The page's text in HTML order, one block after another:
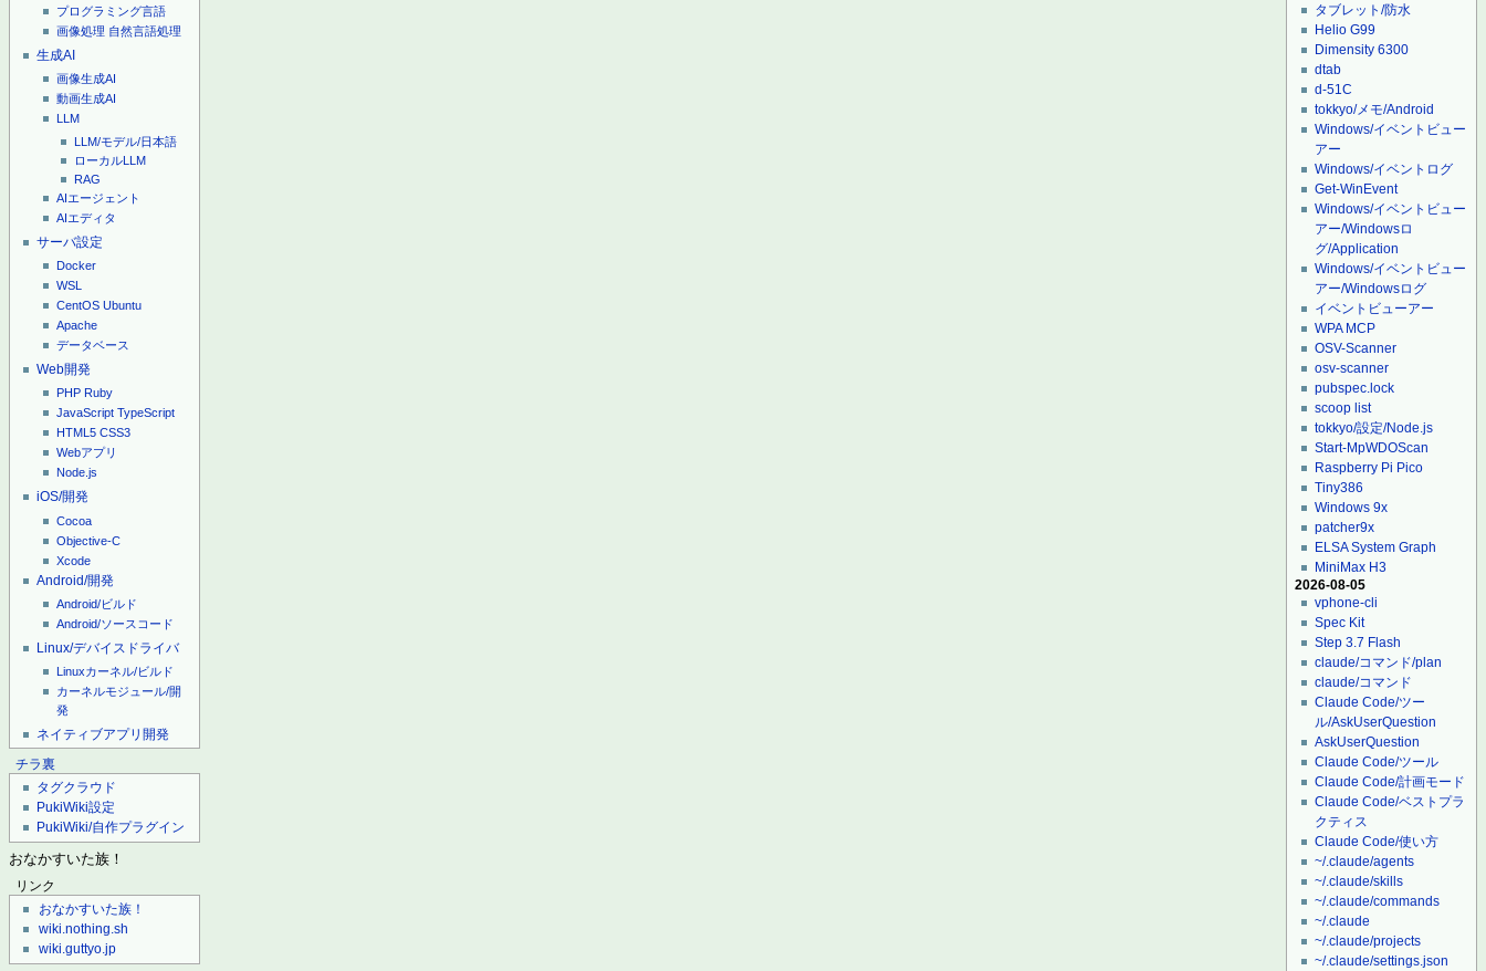
プログラミング言語
画像処理 自然言語処理
生成AI
画像生成AI
動画生成AI
LLM
LLM/モデル/日本語
ローカルLLM
RAG
AIエージェント
AIエディタ
サーバ設定
Docker
WSL
CentOS Ubuntu
Apache
データベース
Web開発
PHP Ruby
JavaScript TypeScript
HTML5 CSS3
Webアプリ
Node.js
iOS/開発
Cocoa
Objective-C
Xcode
Android/開発
Android/ビルド
Android/ソースコード
Linux/デバイスドライバ
Linuxカーネル/ビルド
カーネルモジュール/開
発
ネイティブアプリ開発
チラ裏
タグクラウド
PukiWiki設定
PukiWiki/自作プラグイン
おなかすいた族！
リンク
おなかすいた族！
wiki.nothing.sh
wiki.guttyo.jp
タブレット/防水
Helio G99
Dimensity 6300
dtab
d-51C
tokkyo/メモ/Android
Windows/イベントビュー
アー
Windows/イベントログ
Get-WinEvent
Windows/イベントビュー
アー/Windowsロ
グ/Application
Windows/イベントビュー
アー/Windowsログ
イベントビューアー
WPA MCP
OSV-Scanner
osv-scanner
pubspec.lock
scoop list
tokkyo/設定/Node.js
Start-MpWDOScan
Raspberry Pi Pico
Tiny386
Windows 9x
patcher9x
ELSA System Graph
MiniMax H3
2026-08-05
vphone-cli
Spec Kit
Step 3.7 Flash
claude/コマンド/plan
claude/コマンド
Claude Code/ツー
ル/AskUserQuestion
AskUserQuestion
Claude Code/ツール
Claude Code/計画モード
Claude Code/ベストプラ
クティス
Claude Code/使い方
~/.claude/agents
~/.claude/skills
~/.claude/commands
~/.claude
~/.claude/projects
~/.claude/settings.json